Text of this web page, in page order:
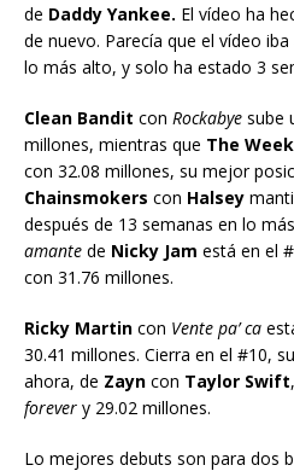
de Daddy Yankee. El vídeo ha
de nuevo. Parecía que el vídeo
lo más alto, y solo ha estado 3
Clean Bandit con Rockabye sube
millones, mientras que The
con 32.08 millones, su mejor
Chainsmokers con Halsey
después de 13 semanas en lo
amante de Nicky Jam está en el
con 31.76 millones.
Ricky Martin con Vente pa’ ca
30.41 millones. Cierra en el #10,
ahora, de Zayn con Taylor Swift
forever y 29.02 millones.
Lo mejores debuts son para dos